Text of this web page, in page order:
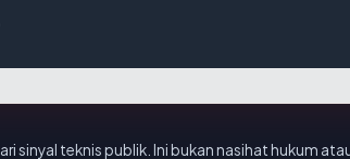
sinyal teknis publik. Ini bukan nasihat hukum